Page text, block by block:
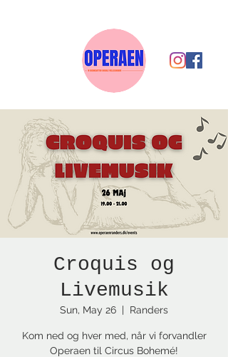
Croquis og
Livemusik
Sun, May 26
  |
Randers
Kom ned og hver med, når vi forvandler
Operaen til Circus Bohemé!